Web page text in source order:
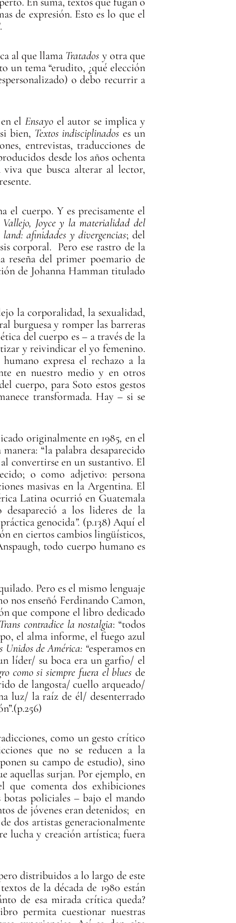
de expresión. Esto es lo que el
al que llama Tratados y otra que
un tema “erudito, ¿qué elección
o debo recurrir a
el Ensayoel autor se implica y
bien, Textos indisciplinados es un
entrevistas, traducciones de
desde los años ochenta
viva que busca alterar al lector,
el cuerpo. Y es precisamente el
Vallejo, Joyce y la materialidad del
afinidades y divergencias; del
corporal. Pero ese rastro de la
reseña del primer poemario de
de Johanna Hamman titulado
la corporalidad, la sexualidad,
burguesa y romper las barreras
del cuerpo es – a través de la
y reivindicar el yo femenino.
expresa el rechazo a la
en nuestro medio y en otros
cuerpo, para Soto estos gestos
transformada. Hay – si se
originalmente en 1985, en el
“la palabra desaparecido
convertirse en un sustantivo. El
o como adjetivo: persona
masivas en la Argentina. El
Latina ocurrió en Guatemala
a los lideres de la
genocida”. (p.138) Aquí el
en ciertos cambios lingüísticos,
todo cuerpo humano es
Pero es el mismo lenguaje
nos enseñó Ferdinando Camon,
que compone el libro dedicado
Trans contradice la nostalgia: “todos
el alma informe, el fuego azul
Unidos de América: “esperamos en
líder/ su boca era un garfio/ el
como si siempre fuera el blues de
de langosta/ cuello arqueado/
luz/ la raíz de él/ desenterrado
como un gesto crítico
que no se reducen a la
su campo de estudio), sino
aquellas surjan. Por ejemplo, en
comenta dos exhibiciones
policiales – bajo el mando
de jóvenes eran detenidos; en
dos artistas generacionalmente
lucha y creación artística; fuera
distribuidos a lo largo de este
de la década de 1980 están
de esa mirada crítica queda?
permita cuestionar nuestras